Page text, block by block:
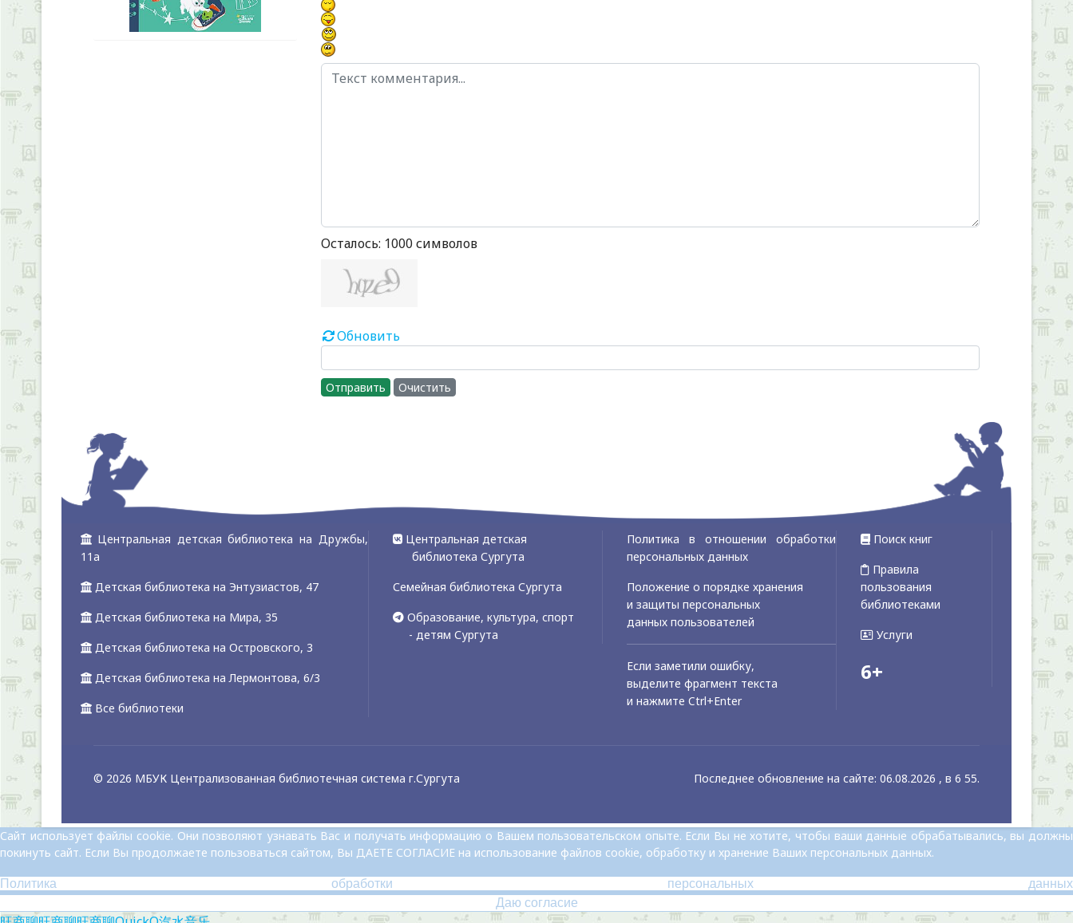
Осталось: 1000 символов
Обновить
Отправить Очистить
Центральная детская библиотека на Дружбы,
11а
Детская библиотека на Энтузиастов, 47
Детская библиотека на Мира, 35
Детская библиотека на Островского, 3
Детская библиотека на Лермонтова, 6/3
Все библиотеки
Центральная детская
библиотека Сургута
Семейная библиотека Сургута
Образование, культура, спорт
- детям Сургута
Политика в отношении обработки
персональных данных
Положение о порядке хранения
и защиты персональных
данных пользователей
Если заметили ошибку,
выделите фрагмент текста
и нажмите Ctrl+Enter
Поиск книг
Правила
пользования
библиотеками
Услуги
6+
© 2026 МБУК Централизованная библиотечная система г.Сургута Последнее обновление на сайте: 06.08.2026 , в 6 55.
Сайт использует файлы cookie. Они позволяют узнавать Вас и получать информацию о Вашем пользовательском опыте. Если Вы не хотите, чтобы ваши данные обрабатывались, вы должны
покинуть сайт. Если Вы продолжаете пользоваться сайтом, Вы ДАЕТЕ СОГЛАСИЕ на использование файлов cookie, обработку и хранение Ваших персональных данных.
Политика обработки персональных данных
Даю согласие